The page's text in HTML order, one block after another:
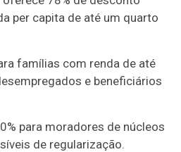
per capita de até um quarto
famílias com renda de até
e beneficiários
para moradores de núcleos
de regularização.